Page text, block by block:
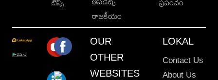
రాజకీయం
OUR
OTHER
WEBSITES
LOKAL
Contact Us
About Us